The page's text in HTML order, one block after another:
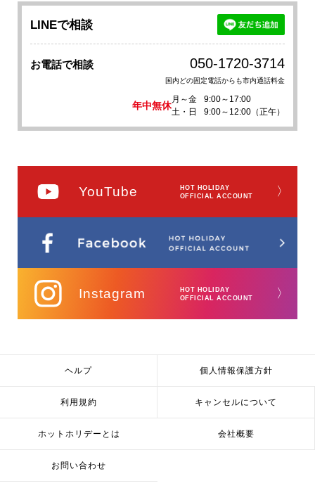
LINEで相談
お電話で相談 050-1720-3714
国内どの固定電話からも市内通話料金
年中無休
月～金
9:00～17:00
土・日
9:00～12:00（正午）
YouTube
HOT HOLIDAY
OFFICIAL ACCOUNT
〉
Instagram
HOT HOLIDAY
OFFICIAL ACCOUNT
〉
ヘルプ 個人情報保護方針
利用規約 キャンセルについて
ホットホリデーとは 会社概要
お問い合わせ